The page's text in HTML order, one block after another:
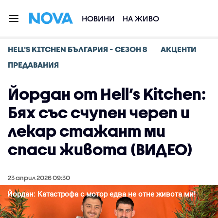
НОВИНИ НА ЖИВО
HELL'S KITCHEN БЪЛГАРИЯ - СЕЗОН 8
АКЦЕНТИ
ПРЕДАВАНИЯ
Йордан от Hell’s Kitchen:
Бях със счупен череп и
лекар стажант ми
спаси живота (ВИДЕО)
23 април 2026 09:30